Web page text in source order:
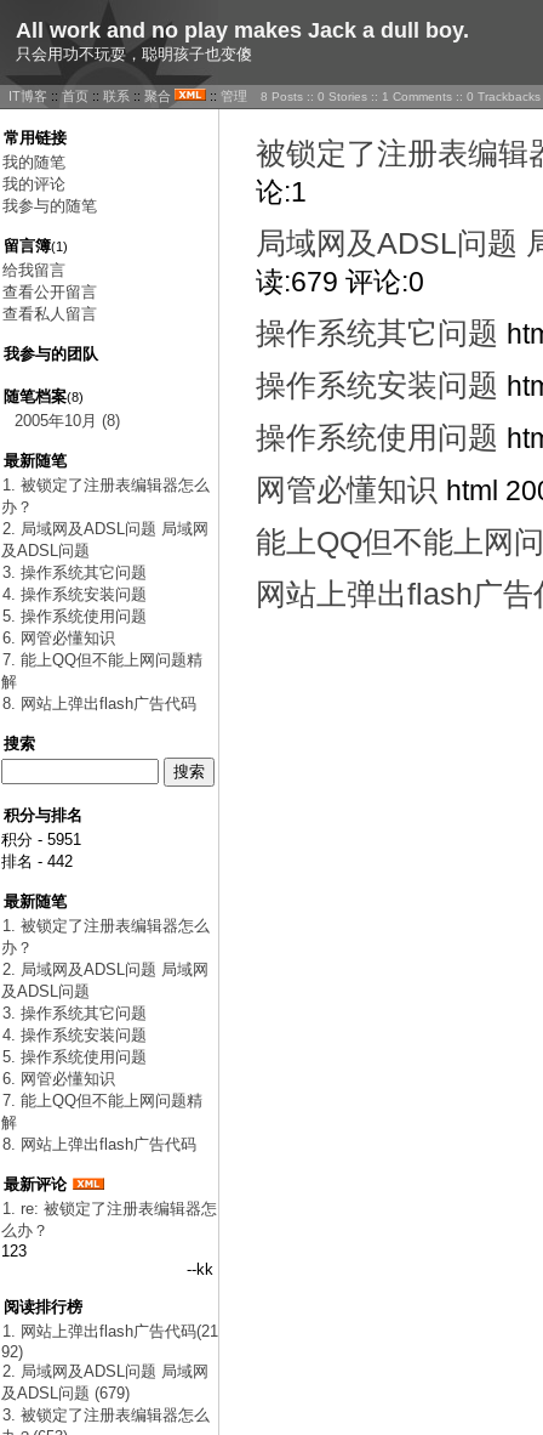
All work and no play makes Jack a dull boy.
只会用功不玩耍，聪明孩子也变傻
IT博客 :: 首页 :: 联系 :: 聚合 :: 管理 8 Posts :: 0 Stories :: 1 Comments :: 0 Trackbacks
常用链接
我的随笔
我的评论
我参与的随笔
留言簿(1)
给我留言
查看公开留言
查看私人留言
我参与的团队
随笔档案(8)
2005年10月 (8)
最新随笔
1. 被锁定了注册表编辑器怎么
办？
2. 局域网及ADSL问题 局域网
及ADSL问题
3. 操作系统其它问题
4. 操作系统安装问题
5. 操作系统使用问题
6. 网管必懂知识
7. 能上QQ但不能上网问题精
解
8. 网站上弹出flash广告代码
搜索
积分与排名
积分 - 5951
排名 - 442
最新随笔
1. 被锁定了注册表编辑器怎么
办？
2. 局域网及ADSL问题 局域网
及ADSL问题
3. 操作系统其它问题
4. 操作系统安装问题
5. 操作系统使用问题
6. 网管必懂知识
7. 能上QQ但不能上网问题精
解
8. 网站上弹出flash广告代码
最新评论
1. re: 被锁定了注册表编辑器怎
么办？
123
--kk
阅读排行榜
1. 网站上弹出flash广告代码(21
92)
2. 局域网及ADSL问题 局域网
及ADSL问题 (679)
3. 被锁定了注册表编辑器怎么
被锁定了注册表编辑
论:1
局域网及ADSL问题
读:679 评论:0
操作系统其它问题
操作系统安装问题
操作系统使用问题
网管必懂知识 html
能上QQ但不能上网
网站上弹出flash广告